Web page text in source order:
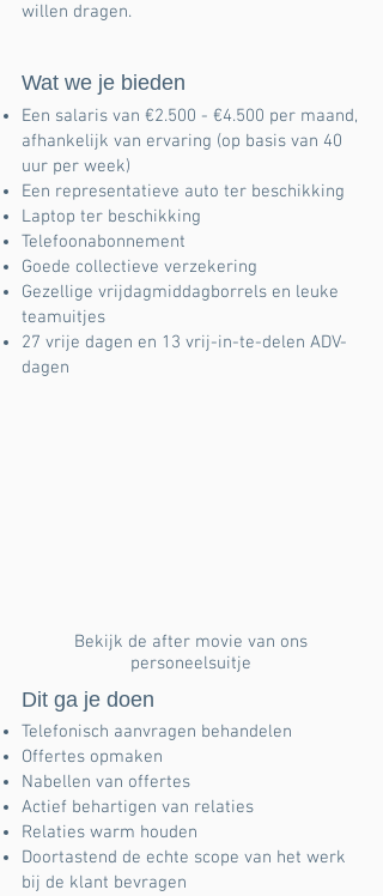
willen dragen.
Wat we je bieden
Een salaris van €2.500 - €4.500 per maand,
afhankelijk van ervaring (op basis van 40
uur per week)
Een representatieve auto ter beschikking
Laptop ter beschikking
Telefoonabonnement
Goede collectieve verzekering
Gezellige vrijdagmiddagborrels en leuke
teamuitjes
27 vrije dagen en 13 vrij-in-te-delen ADV-
dagen
Bekijk de after movie van ons
personeelsuitje
Dit ga je doen
Telefonisch aanvragen behandelen
Offertes opmaken
Nabellen van offertes
Actief behartigen van relaties
Relaties warm houden
Doortastend de echte scope van het werk
bij de klant bevragen